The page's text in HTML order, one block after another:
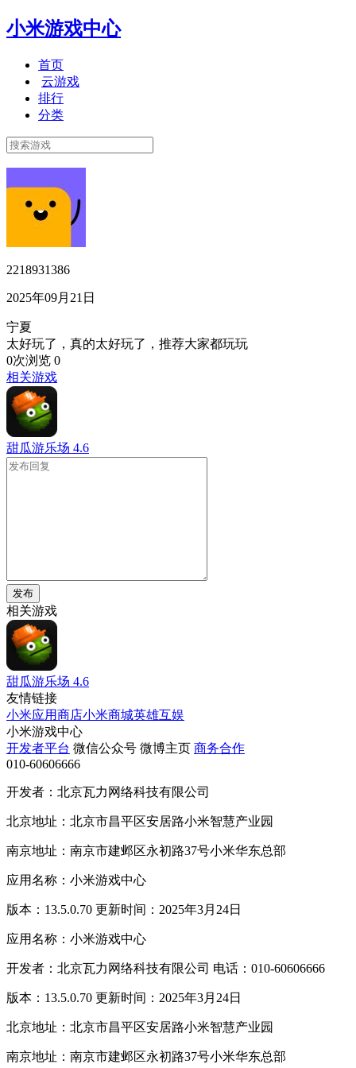
小米游戏中心
首页
云游戏
排行
分类
2218931386
2025年09月21日
宁夏
太好玩了，真的太好玩了，推荐大家都玩玩
0次浏览 0
相关游戏
甜瓜游乐场 4.6
发布
相关游戏
甜瓜游乐场 4.6
友情链接
小米应用商店小米商城英雄互娱
小米游戏中心
开发者平台 微信公众号 微博主页 商务合作
010-60606666
开发者：北京瓦力网络科技有限公司
北京地址：北京市昌平区安居路小米智慧产业园
南京地址：南京市建邺区永初路37号小米华东总部
应用名称：小米游戏中心
版本：13.5.0.70 更新时间：2025年3月24日
应用名称：小米游戏中心
开发者：北京瓦力网络科技有限公司 电话：010-60606666
版本：13.5.0.70 更新时间：2025年3月24日
北京地址：北京市昌平区安居路小米智慧产业园
南京地址：南京市建邺区永初路37号小米华东总部